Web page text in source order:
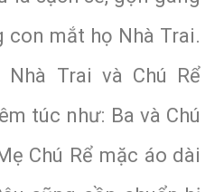
mắt họ Nhà Trai.
Nhà Trai và Chú Rể
túc như: Ba và Chú
Chú Rể mặc áo dài